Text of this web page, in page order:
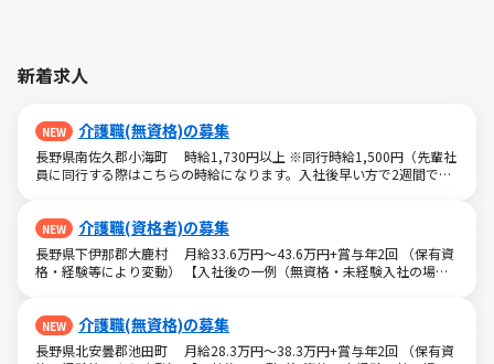
新着求人
NEW 介護職(無資格)の募集
長野県南佐久郡小海町 時給1,730円以上 ※同行時給1,500円（先輩社
員に同行する際はこちらの時給になります。入社後早い方で2週間で独
1,730円×8時間×12回=16万6,080円 esl0805_3785ユースタイルラ
ボラトリー株式会社/Jb
NEW 介護職(資格者)の募集
長野県下伊那郡大鹿村 月給33.6万円～43.6万円+賞与年2回 （保有資
格・経験等により変動） 【入社後の一例（無資格・未経験入社の場
33.6万円 ［入社2年半］ マネージャー／月給36万円 ※経験・能力等
を考慮。 ※勤務形態は「日勤＋夜勤」です。夜勤手当12回（6万円）を
含みます。超過分は別途支給となります。 esl0805_1972ユースタイ
NEW 介護職(無資格)の募集
長野県北安曇郡池田町 月給28.3万円～38.3万円+賞与年2回 （保有資